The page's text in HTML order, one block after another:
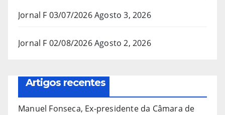
Jornal F 03/07/2026Agosto 3, 2026
Jornal F 02/08/2026Agosto 2, 2026
Artigos recentes
Manuel Fonseca, Ex-presidente da Câmara de